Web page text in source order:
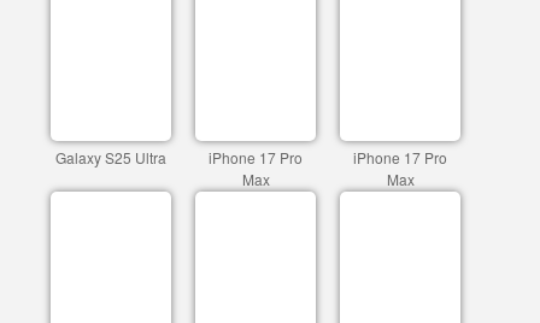
Galaxy S25 Ultra
iPhone 17 Pro
Max
iPhone 17 Pro
Max